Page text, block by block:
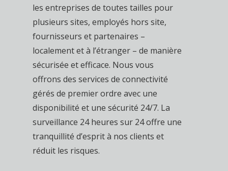
les entreprises de toutes tailles pour
plusieurs sites, employés hors site,
fournisseurs et partenaires –
localement et à l’étranger – de manière
sécurisée et efficace. Nous vous
offrons des services de connectivité
gérés de premier ordre avec une
disponibilité et une sécurité 24/7. La
surveillance 24 heures sur 24 offre une
tranquillité d’esprit à nos clients et
réduit les risques.